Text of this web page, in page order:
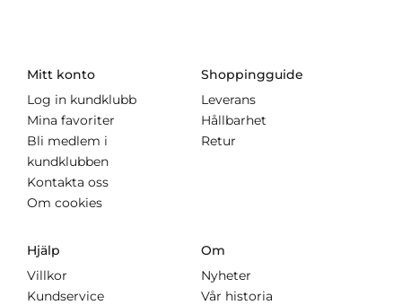
Mitt konto
Log in kundklubb
Mina favoriter
Bli medlem i
kundklubben
Kontakta oss
Om cookies
Shoppingguide
Leverans
Hållbarhet
Retur
Hjälp
Villkor
Kundservice
Om
Nyheter
Vår historia